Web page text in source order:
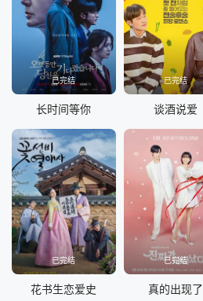
已完结
长时间等你
已完结
谈酒说爱
已完结
花书生恋爱史
已完结
真的出现了